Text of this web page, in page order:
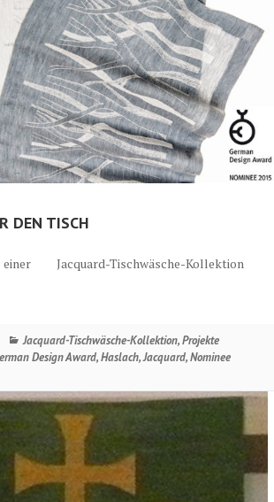
DEN TISCH
Jacquard-Tischwäsche-Kollektion
Kategorien
Jacquard-Tischwäsche-Kollektion,Projekte
Design Award,Haslach,Jacquard,Nominee